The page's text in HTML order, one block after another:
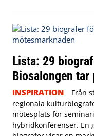
Lista: 29
Biosalongen
INSPIRATION
Från
regionala
mötesplats för
hybridkonferenser. En